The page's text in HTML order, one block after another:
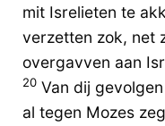
mit Isrelieten te
verzetten zok, net
overgavven aan
20 Van dij
al tegen Mozes